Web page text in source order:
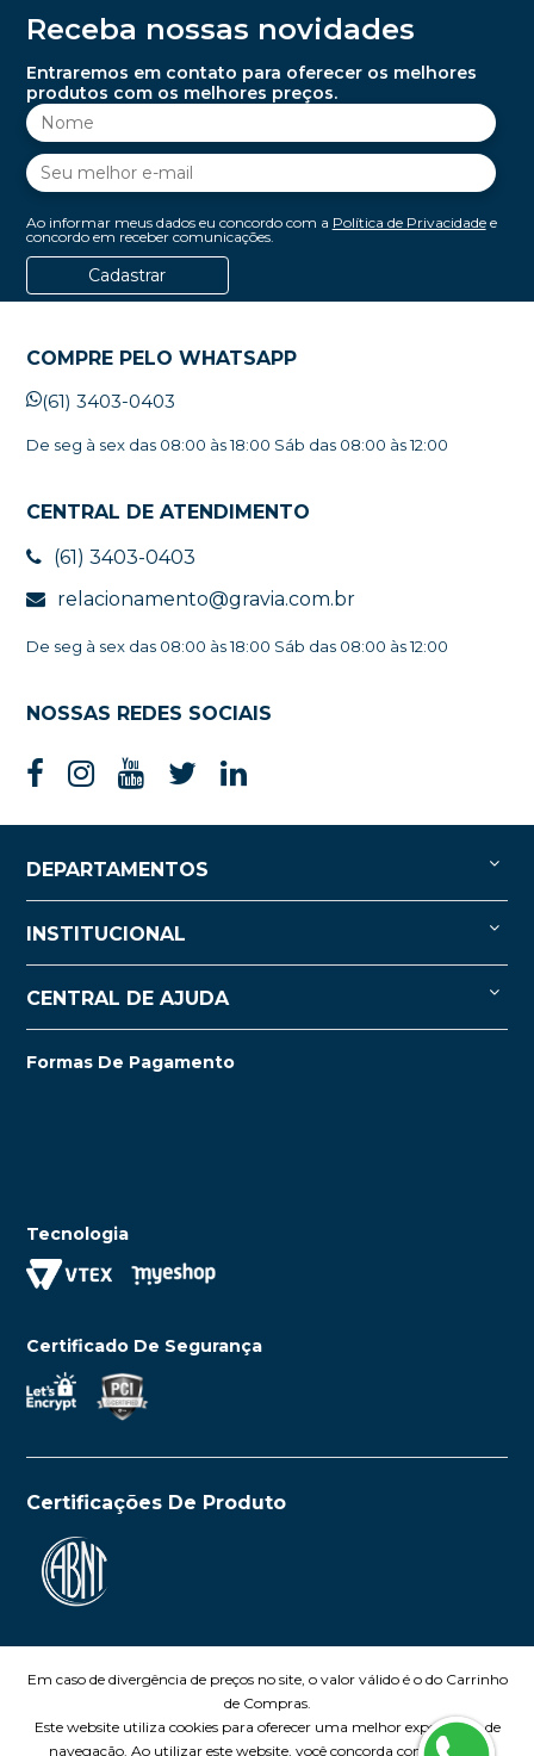
Receba nossas novidades
Entraremos em contato para oferecer os melhores
produtos com os melhores preços.
Ao informar meus dados eu concordo com a Política de Privacidadee
concordo em receber comunicações.
Cadastrar
COMPRE PELO WHATSAPP
(61) 3403-0403
De seg à sex das 08:00 às 18:00 Sáb das 08:00 às 12:00
CENTRAL DE ATENDIMENTO
(61) 3403-0403
relacionamento@gravia.com.br
De seg à sex das 08:00 às 18:00 Sáb das 08:00 às 12:00
NOSSAS REDES SOCIAIS
DEPARTAMENTOS
INSTITUCIONAL
CENTRAL DE AJUDA
Formas De Pagamento
Tecnologia
Certificado De Segurança
Certificações De Produto
Em caso de divergência de preços no site, o valor válido é o do Carrinho
de Compras.
Este website utiliza cookies para oferecer uma melhor experiência de
navegação. Ao utilizar este website, você concorda com o uso de